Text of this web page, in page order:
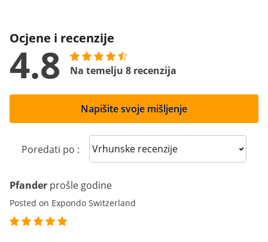
Ocjene i recenzije
4.8 Na temelju 8 recenzija
Napišite svoje mišljenje
Poredati po : Sort reviews
Pfander prošle godine
Posted on Expondo Switzerland